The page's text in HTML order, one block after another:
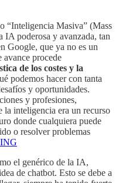
“Inteligencia Masiva” (Mass
IA poderosa y avanzada, tan
Google, que ya no es un
avance procede
de los costes y la
podemos hacer con tanta
y oportunidades.
y profesiones,
la inteligencia era un recurso
donde cualquiera puede
o resolver problemas
el genérico de la IA,
de chatbot. Esto se debe a